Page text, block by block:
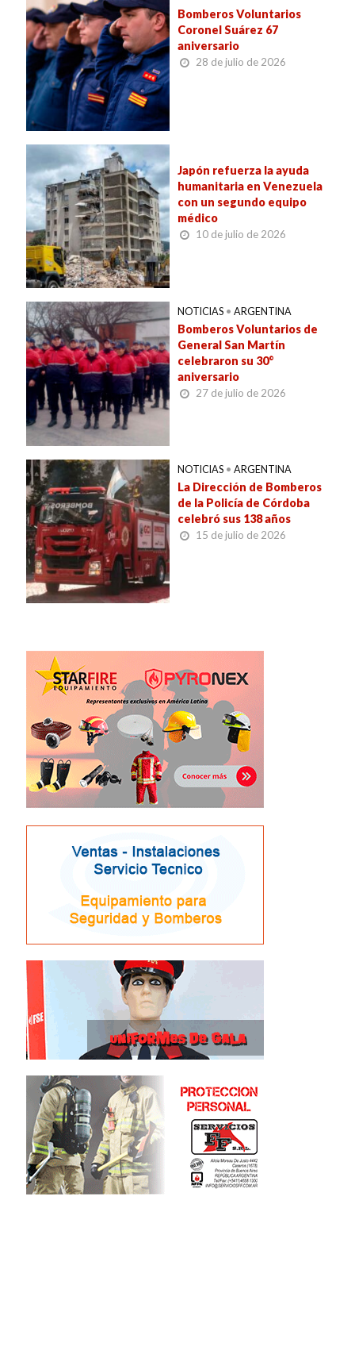
Bomberos Voluntarios
Coronel Suárez 67
aniversario
28 de julio de 2026
Japón refuerza la ayuda
humanitaria en Venezuela
con un segundo equipo
médico
10 de julio de 2026
NOTICIAS • ARGENTINA
Bomberos Voluntarios de
General San Martín
celebraron su 30°
aniversario
27 de julio de 2026
NOTICIAS • ARGENTINA
La Dirección de Bomberos
de la Policía de Córdoba
celebró sus 138 años
15 de julio de 2026